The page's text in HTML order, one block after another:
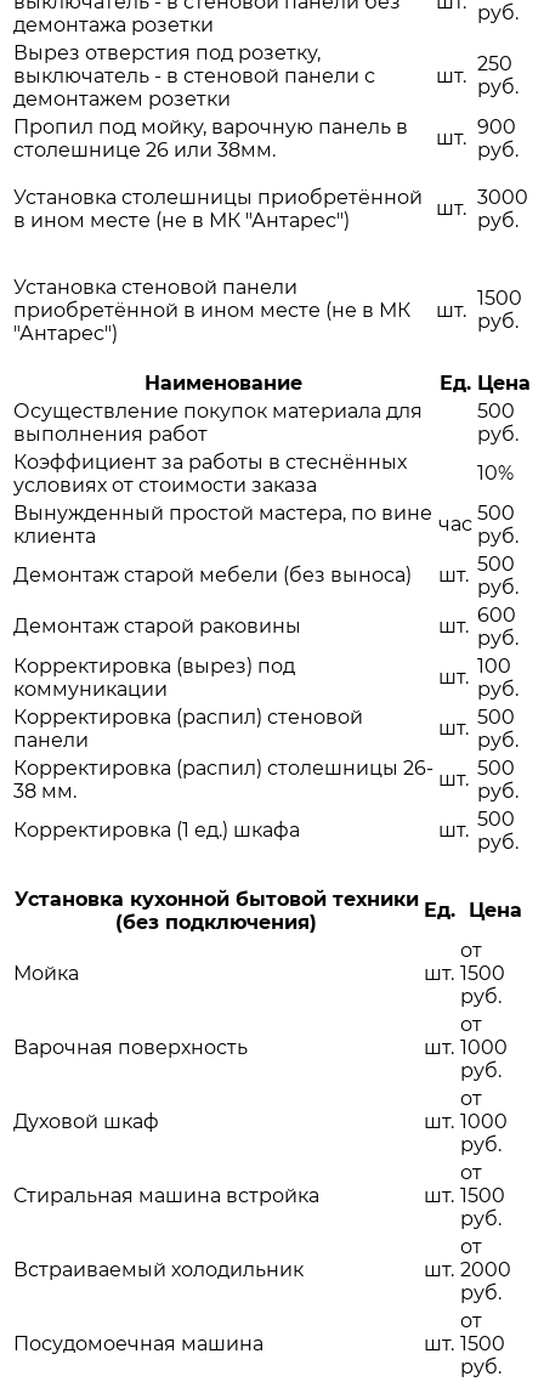
демонтажа розетки
руб.
Вырез отверстия под розетку,
выключатель - в стеновой панели с
демонтажем розетки
шт.
250
руб.
Пропил под мойку, варочную панель в
столешнице 26 или 38мм.
шт. 900
руб.
Установка столешницы приобретённой
в ином месте (не в МК "Антарес")
шт. 3000
руб.
Установка стеновой панели
приобретённой в ином месте (не в МК
"Антарес")
шт.
1500
руб.
Наименование Ед. Цена
Осуществление покупок материала для
выполнения работ
500
руб.
Коэффициент за работы в стеснённых
условиях от стоимости заказа
10%
Вынужденный простой мастера, по вине
клиента
час 500
руб.
Демонтаж старой мебели (без выноса)
шт. 500
руб.
Демонтаж старой раковины
шт. 600
руб.
Корректировка (вырез) под
коммуникации
шт. 100
руб.
Корректировка (распил) стеновой
панели
шт. 500
руб.
Корректировка (распил) столешницы 26-
38 мм.
шт. 500
руб.
Корректировка (1 ед.) шкафа
шт. 500
руб.
Установка кухонной бытовой техники
(без подключения)
Ед. Цена
Мойка шт.
от
1500
руб.
Варочная поверхность шт.
от
1000
руб.
Духовой шкаф шт.
от
1000
руб.
Стиральная машина встройка шт.
от
1500
руб.
Встраиваемый холодильник шт.
от
2000
руб.
Посудомоечная машина шт.
от
1500
руб.